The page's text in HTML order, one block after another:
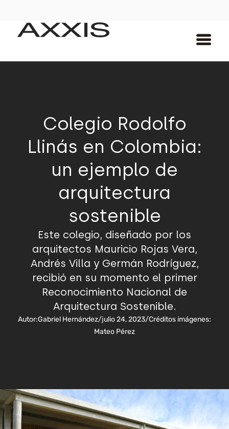
Colegio Rodolfo
Llinás en Colombia:
un ejemplo de
arquitectura
sostenible
Este colegio, diseñado por los
arquitectos Mauricio Rojas Vera,
Andrés Villa y Germán Rodríguez,
recibió en su momento el primer
Reconocimiento Nacional de
Arquitectura Sostenible.
Autor:Gabriel Hernández/julio 24, 2023/Créditos imágenes:
Mateo Pérez